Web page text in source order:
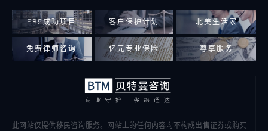
EB5成功项目 客户保护计划 北美生活家
免费律师咨询 亿元专业保险 尊享服务
此网站仅提供移民咨询服务。网站上的任何内容均不构成出售证券或购买